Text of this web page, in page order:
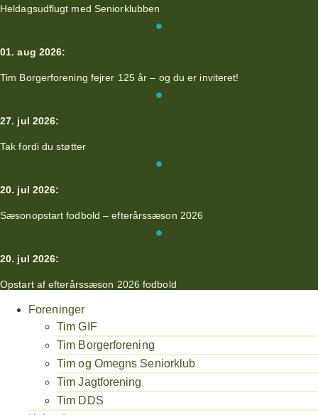
Heldagsudflugt med Seniorklubben
01. aug 2026:
Tim Borgerforening fejrer 125 år – og du er inviteret!
27. jul 2026:
Tak fordi du støtter
20. jul 2026:
Sæsonopstart fodbold – efterårssæson 2026
20. jul 2026:
Opstart af efterårssæson 2026 fodbold
Foreninger
Tim GIF
Tim Borgerforening
Tim og Omegns Seniorklub
Tim Jagtforening
Tim DDS